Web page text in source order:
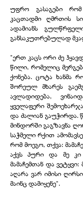
უფრო გასაგები
კაცთადმი ღმრთის
ადამიანს
განსაკუთრებულად
"ერთ კაცს ორი ძე
წილი, რომელიც
ქონება. ცოტა ხანმა
შორეულ მხარეს
ავლადიდება,
ყველაფერი
და ძალიან გაუჭირდა.
მინდორში გაგზავნა
საჭმელი რქით
რომ მოეგო, თქვა:
აქვს პური და მე კი
მამაჩემთან და
აღარა ვარ იმისი
მაინც დამიყენე".